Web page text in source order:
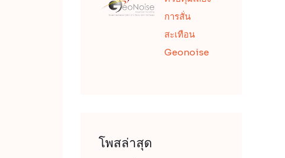
การสั่น
สะเทือน
Geonoise
โพสล่าสุด